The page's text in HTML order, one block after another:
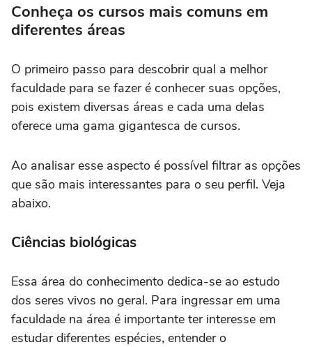
Conheça os cursos mais comuns em
diferentes áreas
O primeiro passo para descobrir qual a melhor
faculdade para se fazer é conhecer suas opções,
pois existem diversas áreas e cada uma delas
oferece uma gama gigantesca de cursos.
Ao analisar esse aspecto é possível filtrar as opções
que são mais interessantes para o seu perfil. Veja
abaixo.
Ciências biológicas
Essa área do conhecimento dedica-se ao estudo
dos seres vivos no geral. Para ingressar em uma
faculdade na área é importante ter interesse em
estudar diferentes espécies, entender o